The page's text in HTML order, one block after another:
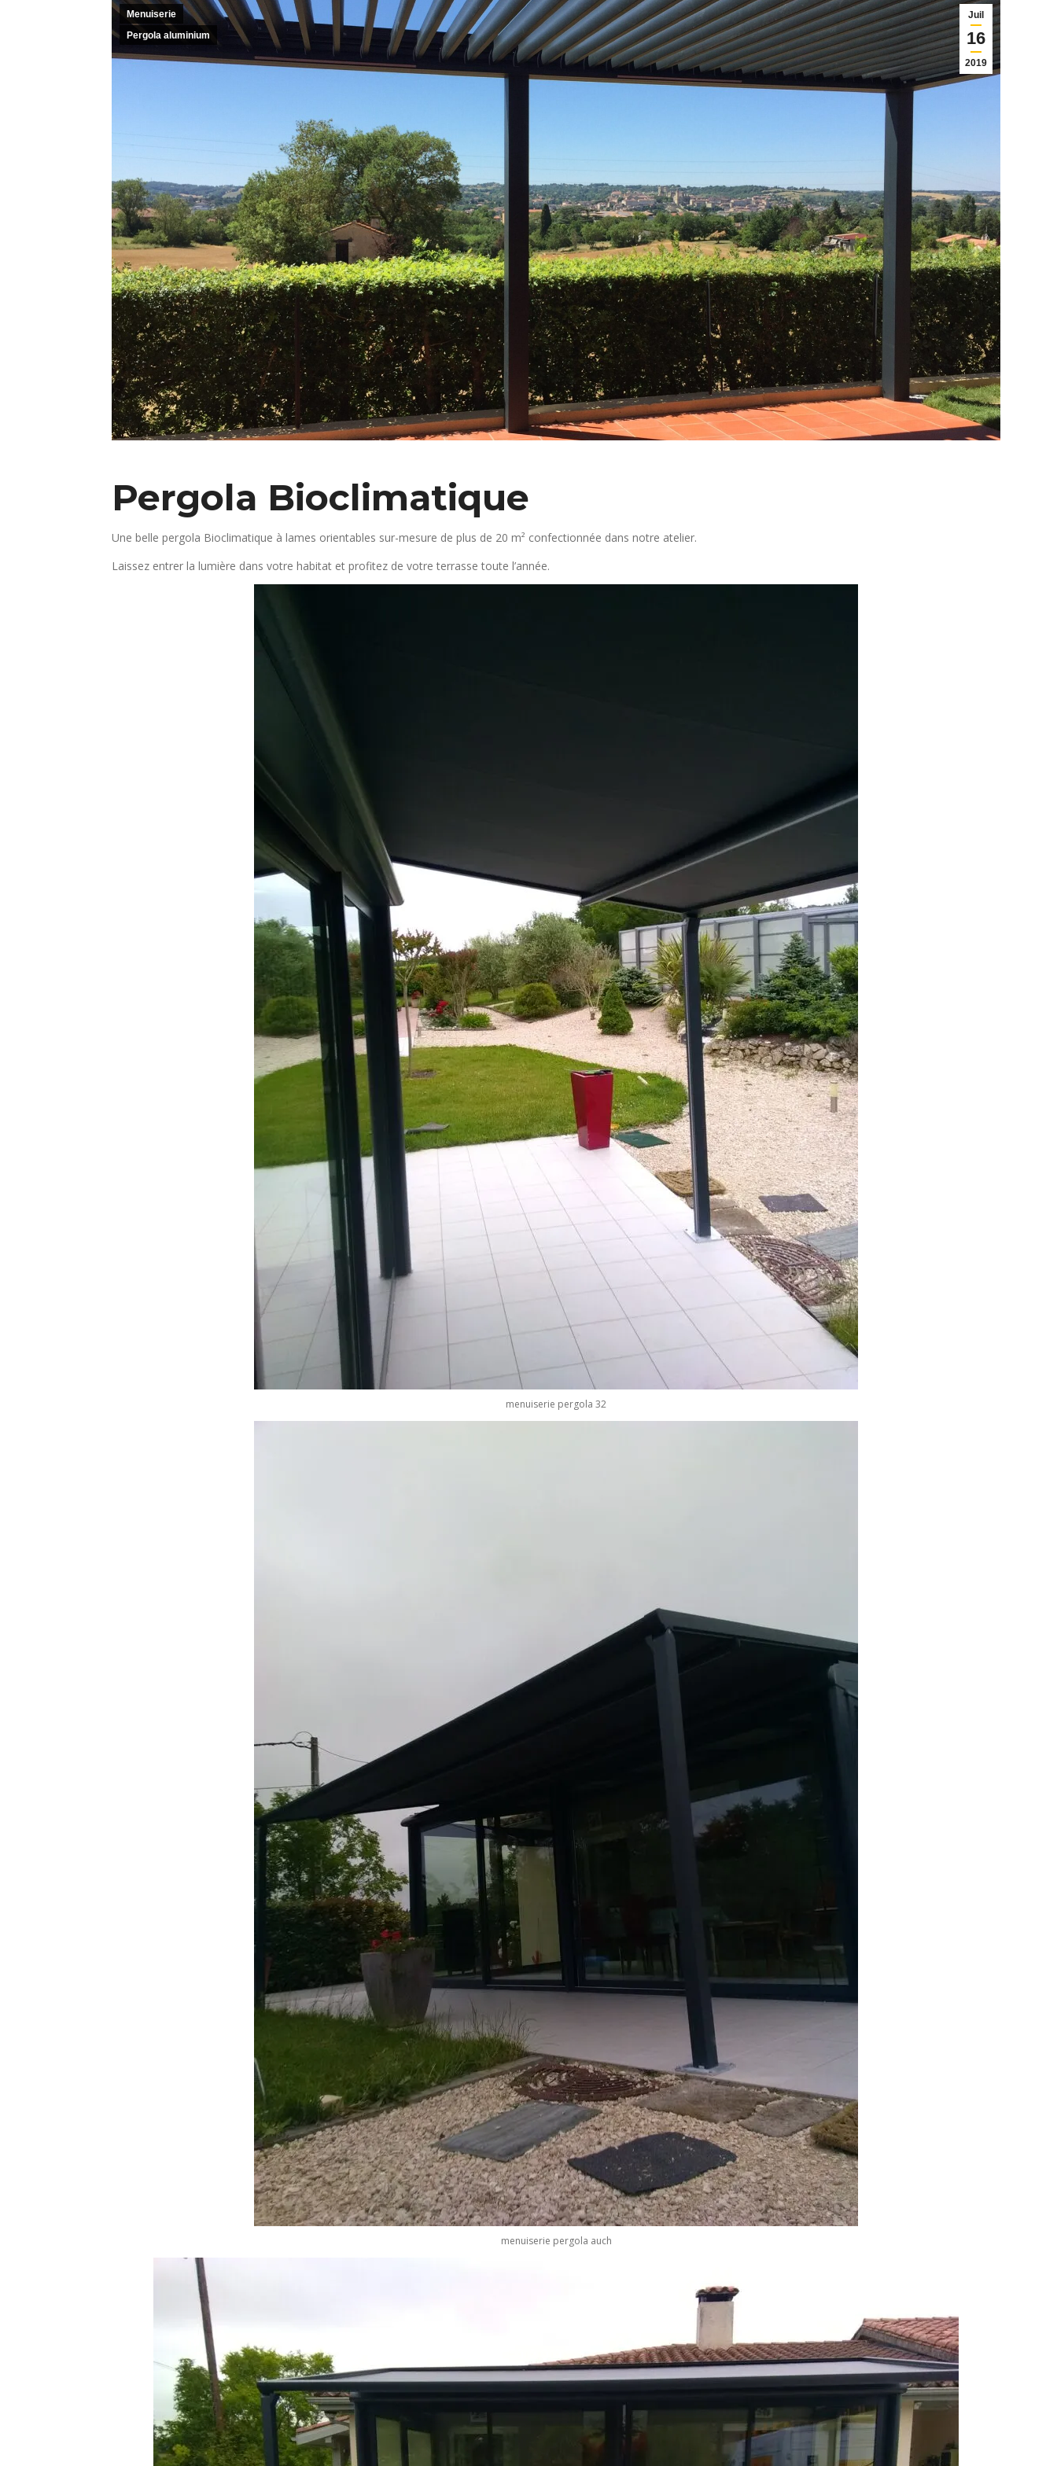
Juil
16
2019
Menuiserie
Pergola aluminium
Pergola Bioclimatique
Une belle pergola Bioclimatique à lames orientables sur-mesure de plus de 20 m² confectionnée dans notre atelier.
Laissez entrer la lumière dans votre habitat et profitez de votre terrasse toute l’année.
menuiserie pergola 32
menuiserie pergola auch